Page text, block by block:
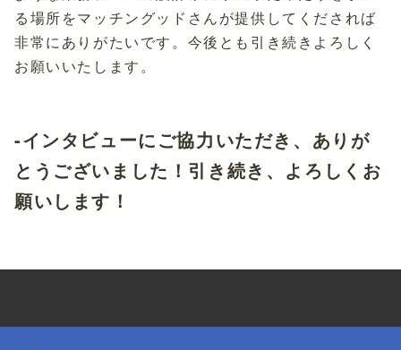
る場所をマッチングッドさんが提供してくだされば
非常にありがたいです。今後とも引き続きよろしく
お願いいたします。
-インタビューにご協力いただき、ありが
とうございました！引き続き、よろしくお
願いします！